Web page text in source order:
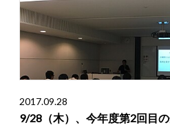
2017.09.28
9/28（木）、今年度第2回目